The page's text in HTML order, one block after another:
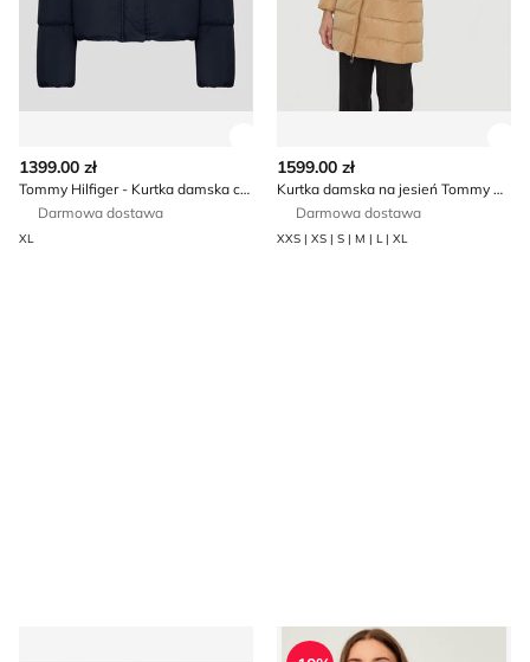
1399.00 zł
Tommy Hilfiger - Kurtka damska casual
Darmowa dostawa
XL
1599.00 zł
Kurtka damska na jesień Tommy Hilfiger
Darmowa dostawa
XXS | XS | S | M | L | XL
Kurtka damska na wiosnę